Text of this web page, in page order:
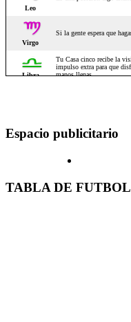
Espacio publicitario
TABLA DE FUTBOL